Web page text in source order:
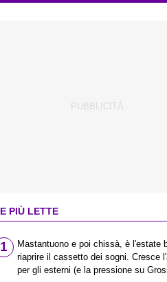
PIÙ LETTE
1
Mastantuono e poi chissà, è l'estate
riaprire il cassetto dei sogni. Cresce
per gli esterni (e la pressione su